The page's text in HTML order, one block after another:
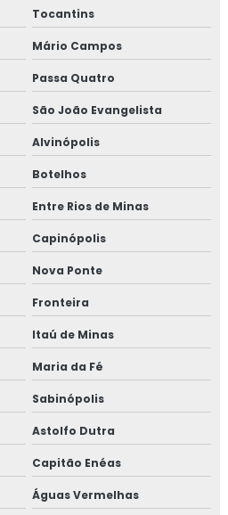
Tocantins
Mário Campos
Passa Quatro
São João Evangelista
Alvinópolis
Botelhos
Entre Rios de Minas
Capinópolis
Nova Ponte
Fronteira
Itaú de Minas
Maria da Fé
Sabinópolis
Astolfo Dutra
Capitão Enéas
Águas Vermelhas